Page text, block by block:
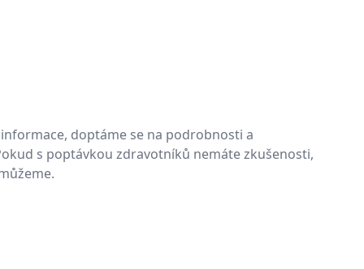
doptáme se na podrobnosti a
s poptávkou zdravotníků nemáte zkušenosti,